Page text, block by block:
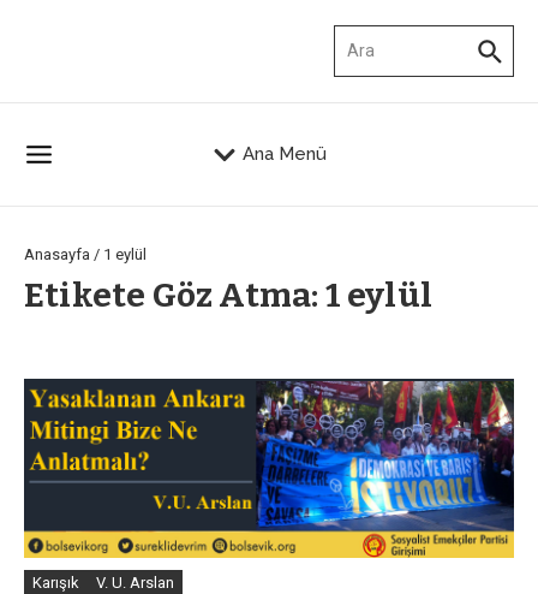
Ana Menü
Anasayfa / 1 eylül
Etikete Göz Atma: 1 eylül
Karışık V. U. Arslan